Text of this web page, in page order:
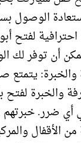
الوصول
لفتح
أن توفر لك
الخبرة والخبرة:
والخبرة لفتح
ضرر. خبرتهم
الأقفال